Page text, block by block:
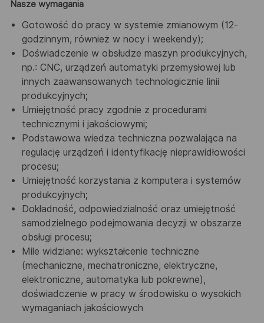
Nasze wymagania
Gotowość do pracy w systemie zmianowym (12-
godzinnym, również w nocy i weekendy);
Doświadczenie w obsłudze maszyn produkcyjnych,
np.: CNC, urządzeń automatyki przemysłowej lub
innych zaawansowanych technologicznie linii
produkcyjnych;
Umiejętność pracy zgodnie z procedurami
technicznymi i jakościowymi;
Podstawowa wiedza techniczna pozwalająca na
regulację urządzeń i identyfikację nieprawidłowości
procesu;
Umiejętność korzystania z komputera i systemów
produkcyjnych;
Dokładność, odpowiedzialność oraz umiejętność
samodzielnego podejmowania decyzji w obszarze
obsługi procesu;
Mile widziane: wykształcenie techniczne
(mechaniczne, mechatroniczne, elektryczne,
elektroniczne, automatyka lub pokrewne),
doświadczenie w pracy w środowisku o wysokich
wymaganiach jakościowych